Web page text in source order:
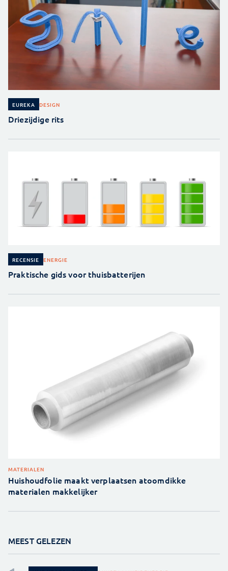
EUREKA DESIGN
Driezijdige rits
RECENSIE ENERGIE
Praktische gids voor thuisbatterijen
MATERIALEN
Huishoudfolie maakt verplaatsen atoomdikke
materialen makkelijker
MEEST GELEZEN